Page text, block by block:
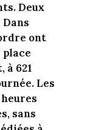
Deux
ont
à 621
Les
sans